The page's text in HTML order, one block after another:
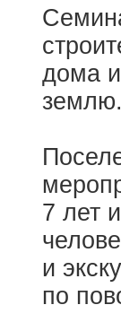
дома и
7 лет
и
по